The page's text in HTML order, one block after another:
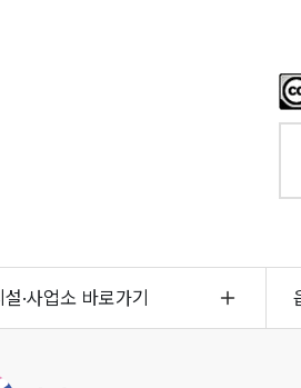
설·사업소 바로가기